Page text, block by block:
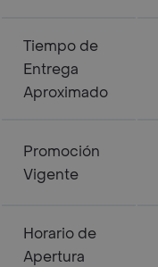
Tiempo de
Entrega
Aproximado
Promoción
Vigente
Horario de
Apertura